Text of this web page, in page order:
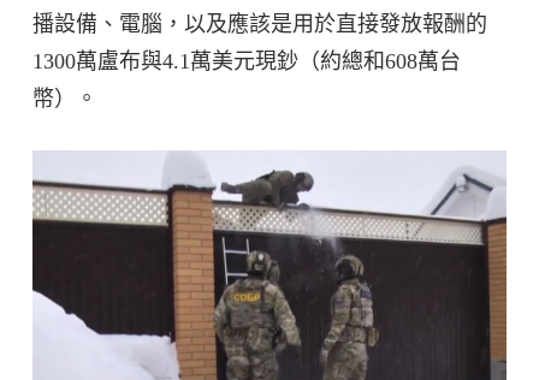
播設備、電腦，以及應該是用於直接發放報酬的
1300萬盧布與4.1萬美元現鈔（約總和608萬台
幣）。